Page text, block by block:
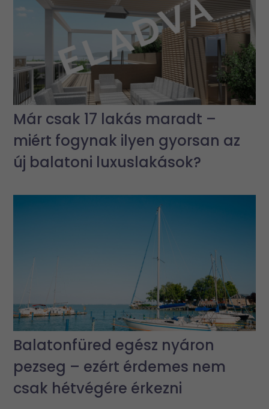
Már csak 17 lakás maradt –
miért fogynak ilyen gyorsan az
új balatoni luxuslakások?
Balatonfüred egész nyáron
pezseg – ezért érdemes nem
csak hétvégére érkezni